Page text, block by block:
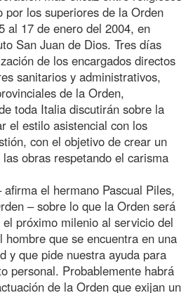
por los superiores de la Orden
al 17 de enero del 2004, en
San Juan de Dios. Tres días
de los encargados directos
sanitarios y administrativos,
de la Orden,
toda Italia discutirán sobre la
el estilo asistencial con los
con el objetivo de crear un
obras respetando el carisma
afirma el hermano Pascual Piles,
– sobre lo que la Orden será
próximo milenio al servicio del
hombre que se encuentra en una
y que pide nuestra ayuda para
personal. Probablemente habrá
de la Orden que exijan un